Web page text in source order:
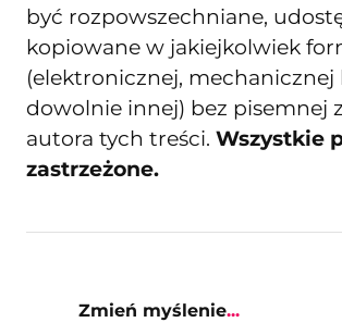
być rozpowszechniane,
kopiowane w jakiejkolwiek
(elektronicznej, mechanicznej
dowolnie innej) bez pisemnej
autora tych treści. Wszystkie
zastrzeżone.
Zmień myślenie...